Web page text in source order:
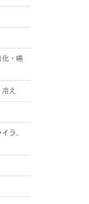
化・嚥
え
ラ、